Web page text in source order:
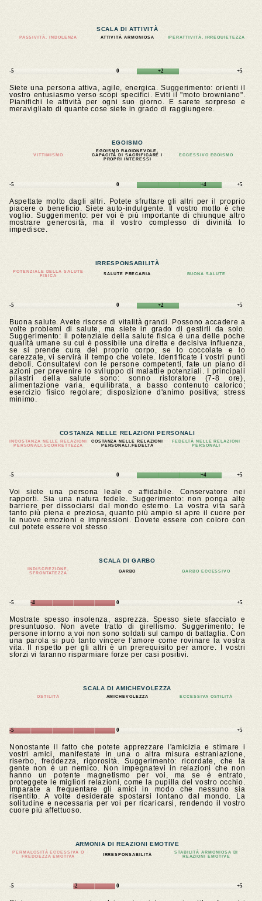
SCALA DI ATTIVITÀ
PASSIVITÀ, INDOLENZA ATTIVITÀ ARMONIOSA IPERATTIVITÀ, IRREQUIETEZZA
-5 0 +2 +5
Siete una persona attiva, agile, energica. Suggerimento: orienti il
vostro entusiasmo verso scopi specifici. Eviti il "moto browniano".
Pianifichi le attività per ogni suo giorno. E sarete sorpreso e
meravigliato di quante cose siete in grado di raggiungere.
EGOISMO
VITTIMISMO
EGOISMO RAGIONEVOLE,
CAPACITÀ DI SACRIFICARE I
PROPRI INTERESSI
ECCESSIVO EGOISMO
-5 0 +4 +5
Aspettate molto dagli altri. Potete sfruttare gli altri per il proprio
piacere o beneficio. Siete auto-indulgente. Il vostro motto è che
voglio. Suggerimento: per voi è più importante di chiunque altro
mostrare generosità, ma il vostro complesso di divinità lo
impedisce.
IRRESPONSABILITÀ
POTENZIALE DELLA SALUTE
FISICA
SALUTE PRECARIA BUONA SALUTE
-5 0 +2 +5
Buona salute. Avete risorse di vitalità grandi. Possono accadere a
volte problemi di salute, ma siete in grado di gestirli da solo.
Suggerimento: il potenziale della salute fisica è una delle poche
qualità umane su cui è possibile una diretta e decisiva influenza,
se si prende cura del proprio corpo, se lo coccolate e lo
carezzate, vi servirà il tempo che volete. Identificate i vostri punti
deboli. Consultatevi con le persone competenti, fate un piano di
azioni per prevenire lo sviluppo di malattie potenziali. I principali
pilastri della salute sono: sonno ristoratore (7-8 ore),
alimentazione varia, equilibrata, a basso contenuto calorico;
esercizio fisico regolare; disposizione d'animo positiva; stress
minimo.
COSTANZA NELLE RELAZIONI PERSONALI
INCOSTANZA NELLE RELAZIONI
PERSONALI.SCORRETTEZZA
COSTANZA NELLE RELAZIONI
PERSONALI.FEDELTÀ
FEDELTÀ NELLE RELAZIONI
PERSONALI
-5 0 +4 +5
Voi siete una persona leale e affidabile. Conservatore nei
rapporti. Sia una natura fedele. Suggerimento: non ponga alte
barriere per dissociarsi dal mondo esterno. La vostra vita sarà
tanto più piena e preziosa, quanto più ampio si apre il cuore per
le nuove emozioni e impressioni. Dovete essere con coloro con
cui potete essere voi stesso.
SCALA DI GARBO
INDISCREZIONE,
SFRONTATEZZA
GARBO GARBO ECCESSIVO
-5 -4 0 +5
Mostrate spesso insolenza, asprezza. Spesso siete sfacciato e
presuntuoso. Non avete tratto di girellismo. Suggerimento: le
persone intorno a voi non sono soldati sul campo di battaglia. Con
una parola si può tanto vincere l'amore come rovinare la vostra
vita. Il rispetto per gli altri è un prerequisito per amore. I vostri
sforzi vi faranno risparmiare forze per casi positivi.
SCALA DI AMICHEVOLEZZA
OSTILITÀ AMICHEVOLEZZA ECCESSIVA OSTILITÀ
-5 0 +5
Nonostante il fatto che potete apprezzare l'amicizia e stimare i
vostri amici, manifestate in una o altra misura estraniazione,
riserbo, freddezza, rigorosità. Suggerimento: ricordate, che la
gente non è un nemico. Non impegnatevi in relazioni che non
hanno un potente magnetismo per voi, ma se è entrato,
proteggete le migliori relazioni, come la pupilla del vostro occhio.
Imparate a frequentare gli amici in modo che nessuno sia
risentito. A volte desiderate spostarsi lontano dal mondo. La
solitudine e necessaria per voi per ricaricarsi, rendendo il vostro
cuore più affettuoso.
ARMONIA DI REAZIONI EMOTIVE
PERMALOSITÀ ECCESSIVA O
FREDDEZZA EMOTIVA
IRRESPONSABILITÀ
STABILITÀ ARMONIOSA DI
REAZIONI EMOTIVE
-5 -2 0 +5